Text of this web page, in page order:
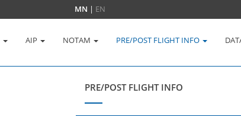
MN | EN
AIP NOTAM PRE/POST FLIGHT INFO
PRE/POST FLIGHT INFO